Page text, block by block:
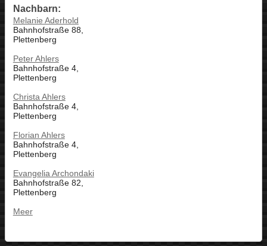
Nachbarn:
Melanie Aderhold
Bahnhofstraße 88,
Plettenberg
Peter Ahlers
Bahnhofstraße 4,
Plettenberg
Christa Ahlers
Bahnhofstraße 4,
Plettenberg
Florian Ahlers
Bahnhofstraße 4,
Plettenberg
Evangelia Archondaki
Bahnhofstraße 82,
Plettenberg
Meer